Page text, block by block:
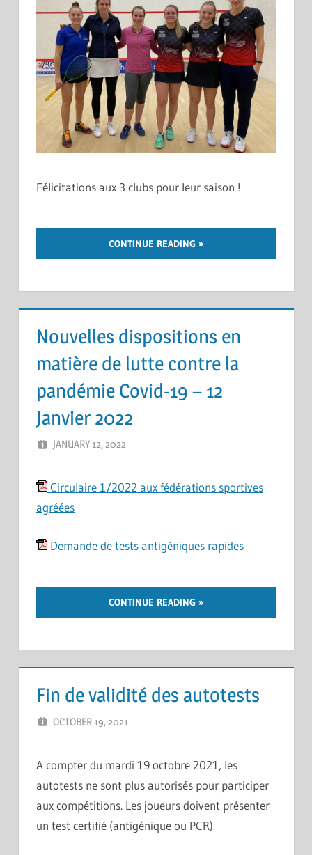
Félicitations aux 3 clubs pour leur saison !
CONTINUE READING
Nouvelles dispositions en
matière de lutte contre la
pandémie Covid-19 – 12
Janvier 2022
JANUARY 12, 2022
Circulaire 1/2022 aux fédérations sportives
agréées
Demande de tests antigéniques rapides
CONTINUE READING
Fin de validité des autotests
OCTOBER 19, 2021
A compter du mardi 19 octobre 2021, les
autotests ne sont plus autorisés pour participer
aux compétitions. Les joueurs doivent présenter
un test certifié (antigénique ou PCR).